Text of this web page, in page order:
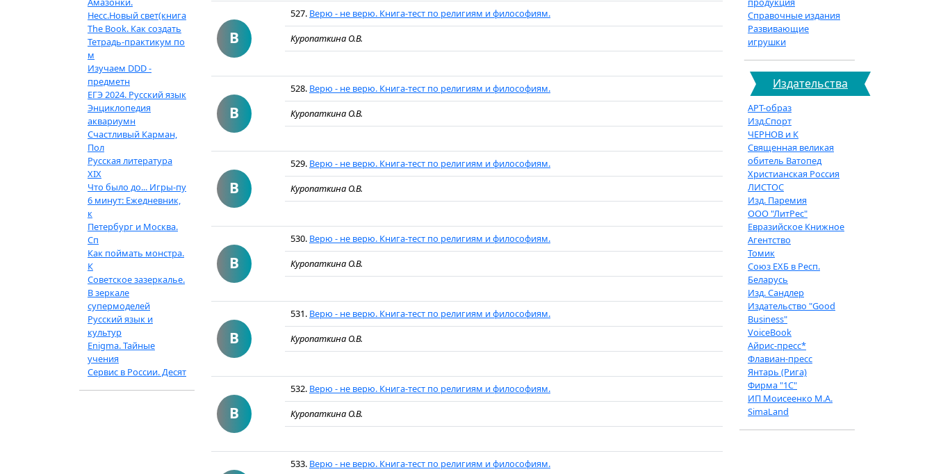
Несс.Новый свет(книга
The Book. Как создать
Тетрадь-практикум по
м
Изучаем DDD -
предметн
ЕГЭ 2024. Русский язык
Энциклопедия
аквариумн
Счастливый Карман,
Пол
Русская литература
XIX
Что было до... Игры-пу
6 минут: Ежедневник,
к
Петербург и Москва.
Сп
Как поймать монстра.
К
Советское зазеркалье.
В зеркале
супермоделей
Русский язык и
культур
Enigma. Тайные
учения
Сервис в России. Десят
В
527. Верю - не верю. Книга-тест по религиям и философиям.
Куропаткина О.В.
В
528. Верю - не верю. Книга-тест по религиям и философиям.
Куропаткина О.В.
В
529. Верю - не верю. Книга-тест по религиям и философиям.
Куропаткина О.В.
В
530. Верю - не верю. Книга-тест по религиям и философиям.
Куропаткина О.В.
В
531. Верю - не верю. Книга-тест по религиям и философиям.
Куропаткина О.В.
В
532. Верю - не верю. Книга-тест по религиям и философиям.
Куропаткина О.В.
533. Верю - не верю. Книга-тест по религиям и философиям.
Справочные издания
Развивающие
игрушки
Издательства
АРТ-образ
Изд.Спорт
ЧЕРНОВ и К
Священная великая
обитель Ватопед
Христианская Россия
ЛИСТОС
Изд. Паремия
ООО "ЛитРес"
Евразийское Книжное
Агентство
Томик
Союз ЕХБ в Респ.
Беларусь
Изд. Сандлер
Издательство "Good
Business"
VoiceBook
Айрис-пресс*
Флавиан-пресс
Янтарь (Рига)
Фирма "1С"
ИП Моисеенко М.А.
SimaLand